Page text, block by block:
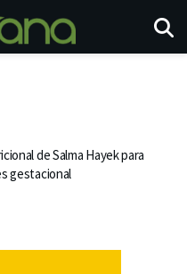
de Salma Hayek para
gestacional